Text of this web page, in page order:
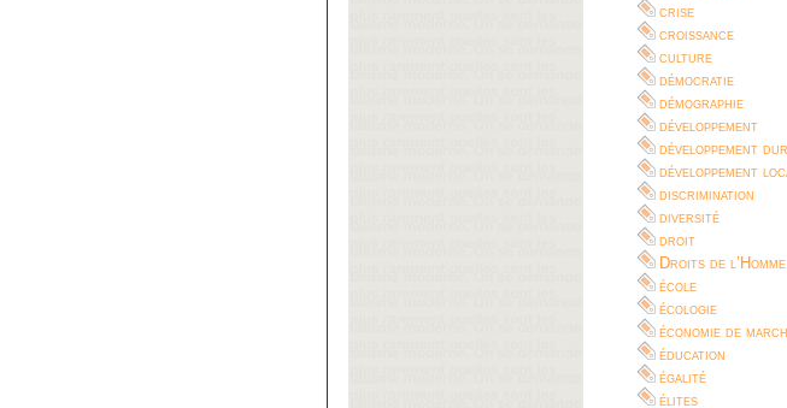
crise
croissance
culture
démocratie
démographie
développement
développement
développement
discrimination
diversité
droit
Droits de l’Homme
école
écologie
économie de
éducation
égalité
élites